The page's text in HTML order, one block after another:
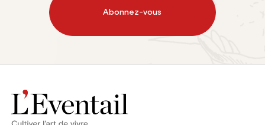
Abonnez-vous